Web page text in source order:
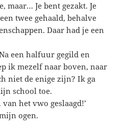
maar… Je bent gezakt. Je
twee gehaald, behalve
Daar had je een
een halfuur gegild en
ik mezelf naar boven, naar
niet de enige zijn? Ik ga
school toe.
van het vwo geslaagd!’
ogen.